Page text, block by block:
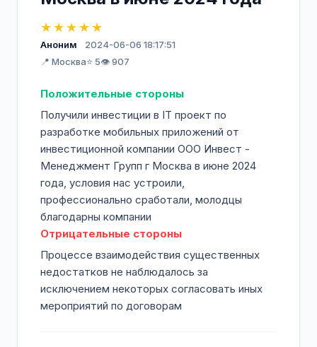
★★★★★
Аноним
2024-06-06 18:17:51
📍 Москва⭐ 5👁️ 907
Положительные стороны
Получили инвестиции в IT проект по
разработке мобильных приложений от
инвестиционной компании ООО Инвест -
Менеджмент Групп г Москва в июне 2024
года, условия нас устроили,
профессионально сработали, молодцы
благодарны компании
Отрицательные стороны
Процессе взаимодействия существенных
недостатков не наблюдалось за
исключением некоторых согласовать иных
мероприятий по договорам